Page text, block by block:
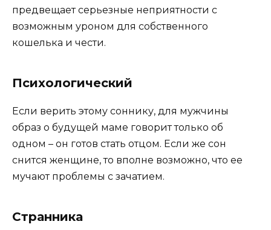
предвещает серьезные неприятности с
возможным уроном для собственного
кошелька и чести.
Психологический
Если верить этому соннику, для мужчины
образ о будущей маме говорит только об
одном – он готов стать отцом. Если же сон
снится женщине, то вполне возможно, что ее
мучают проблемы с зачатием.
Странника